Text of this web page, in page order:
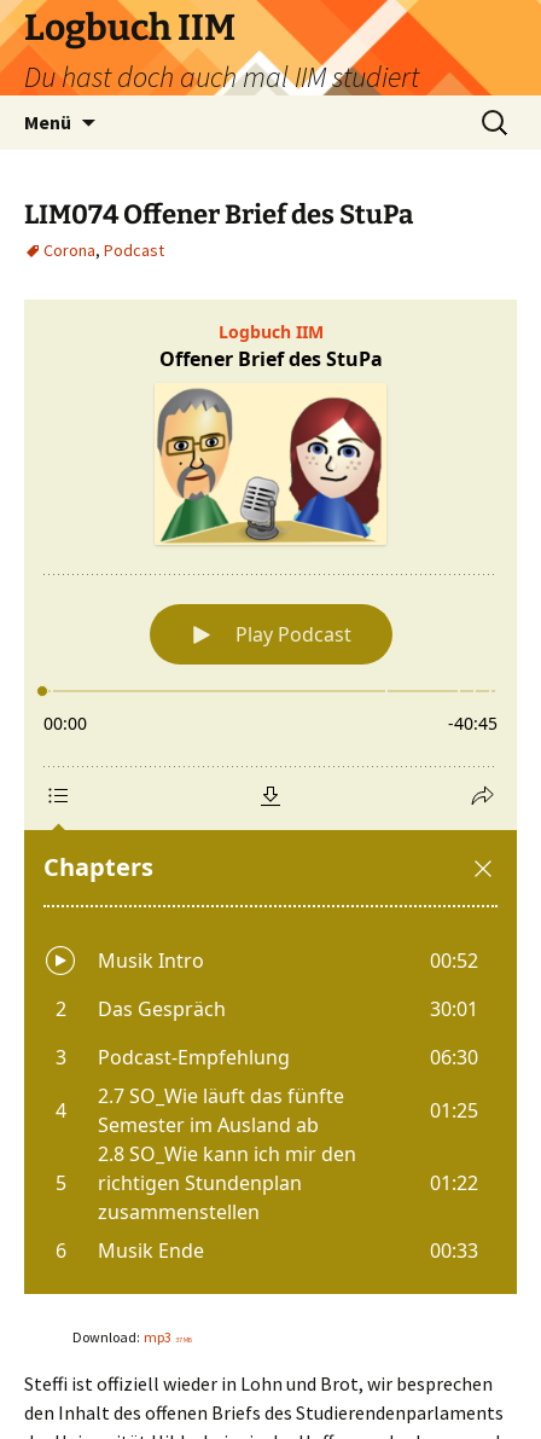
Zum
Inhalt
springen
Logbuch IIM
Du hast doch auch mal IIM studiert
Menü
Suchen
nach:
LIM074 Offener Brief des StuPa
Corona, Podcast
Download: mp3 37 MB
Steffi ist offiziell wieder in Lohn und Brot, wir besprechen
den Inhalt des offenen Briefs des Studierendenparlaments